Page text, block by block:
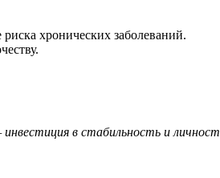
хронических заболеваний.
в стабильность и